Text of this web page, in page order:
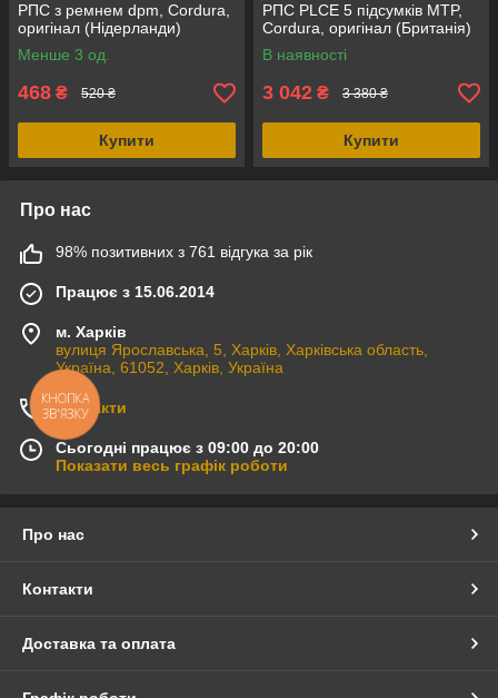
РПС з ремнем dpm, Cordura,
оригінал (Нідерланди)
Менше 3 од.
468 ₴ 520 ₴
Купити
РПС PLCE 5 підсумків MTP,
Cordura, оригінал (Британія)
В наявності
3 042 ₴ 3 380 ₴
Купити
Про нас
98% позитивних з 761 відгука за рік
Працює з 15.06.2014
м. Харків
вулиця Ярославська, 5, Харків, Харківська область,
Україна, 61052, Харків, Україна
Контакти
Сьогодні працює з 09:00 до 20:00
Показати весь графік роботи
Про нас
Контакти
Доставка та оплата
КНОПКА
ЗВ'ЯЗКУ